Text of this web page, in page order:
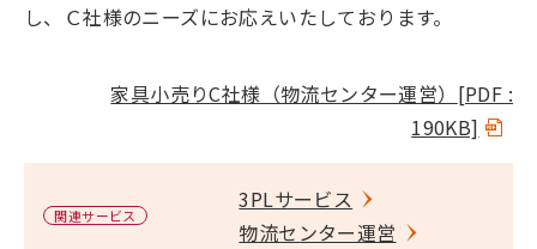
し、Ｃ社様のニーズにお応えいたしております。
家具小売りC社様（物流センター運営） [PDF :
190KB]
関連サービス
3PLサービス
物流センター運営